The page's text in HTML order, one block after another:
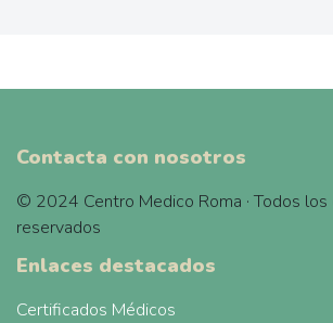
Contacta con nosotros
© 2024 Centro Medico Roma · Todos los
reservados
Enlaces destacados
Certificados Médicos